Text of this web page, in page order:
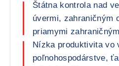
Štátna kontrola nad
úvermi, zahraničným
priamymi
Nízka produktivita vo
poľnohospodárstve,